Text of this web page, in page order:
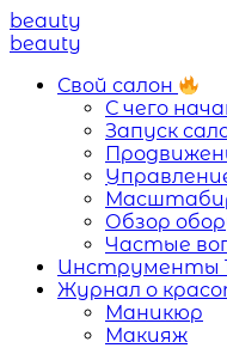
Menu
beauty
Search
Menu
beauty
Свой салон
С чего
Запуск
Обзор
Частые
Инструменты
Журнал о
Маникюр
Макияж